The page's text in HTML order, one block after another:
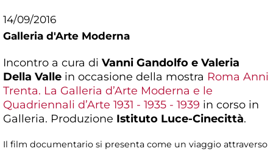
14/09/2016
Galleria d'Arte Moderna
Incontro a cura di Vanni Gandolfo e Valeria
Della Valle in occasione della mostra Roma Anni
Trenta. La Galleria d’Arte Moderna e le
Quadriennali d’Arte 1931 - 1935 - 1939 in corso in
Galleria. Produzione Istituto Luce-Cinecittà.
Il film documentario si presenta come un viaggio attraverso